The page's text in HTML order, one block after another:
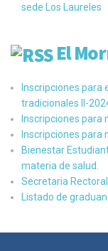
sede Los Laureles
El
Inscripciones para
tradicionales II-
Inscripciones para
Inscripciones para
Bienestar
materia de salud.
Secretaria
Listado de